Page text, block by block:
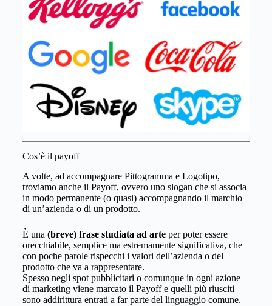
Cos’è il payoff
A volte, ad accompagnare Pittogramma e Logotipo,
troviamo anche il Payoff, ovvero uno slogan che si associa
in modo permanente (o quasi) accompagnando il marchio
di un’azienda o di un prodotto.
È una (breve) frase studiata ad arteper poter essere
orecchiabile, semplice ma estremamente significativa, che
con poche parole rispecchi i valori dell’azienda o del
prodotto che va a rappresentare.
Spesso negli spot pubblicitari o comunque in ogni azione
di marketing viene marcato il Payoff e quelli più riusciti
sono addirittura entrati a far parte del linguaggio comune.